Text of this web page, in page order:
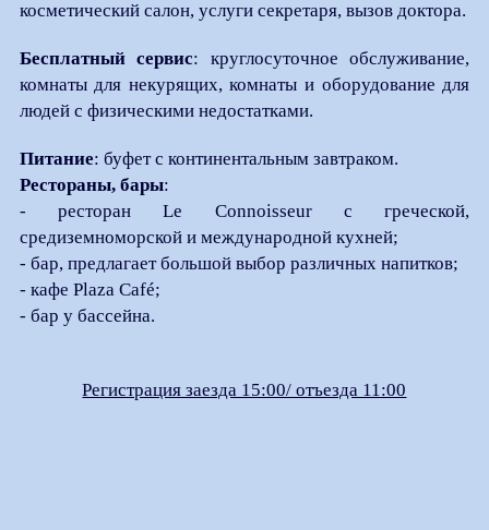
косметический салон, услуги секретаря, вызов доктора.
Бесплатный сервис: круглосуточное обслуживание,
комнаты для некурящих, комнаты и оборудование для
людей с физическими недостатками.
Питание: буфет с континентальным завтраком.
Рестораны, бары:
- ресторан Le Connoisseur с греческой,
средиземноморской и международной кухней;
- бар, предлагает большой выбор различных напитков;
- кафе Plaza Café;
- бар у бассейна.
Регистрация заезда 15:00/ отъезда 11:00